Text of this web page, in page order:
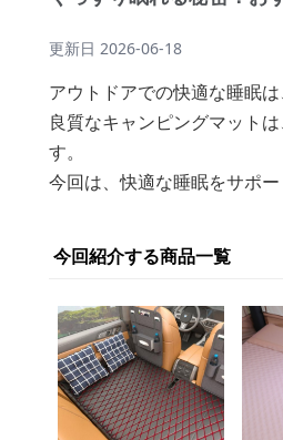
更新日 2026-06-18
アウトドアでの快適な睡眠
良質なキャンピングマット
す。
今回は、快適な睡眠をサポ
今回紹介する商品一覧